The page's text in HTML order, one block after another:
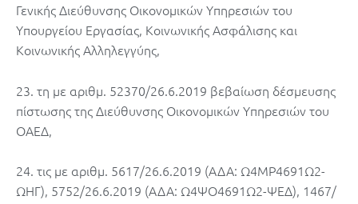
Γενικής Διεύθυνσης Οικονομικών Υπηρεσιών του
Υπουργείου Εργασίας, Κοινωνικής Ασφάλισης και
Κοινωνικής Αλληλεγγύης,
23. τη με αριθμ. 52370/26.6.2019 βεβαίωση δέσμευσης
πίστωσης της Διεύθυνσης Οικονομικών Υπηρεσιών του
ΟΑΕΔ,
24. τις με αριθμ. 5617/26.6.2019 (ΑΔΑ: Ω4ΜΡ4691Ω2-
ΩΗΓ), 5752/26.6.2019 (ΑΔΑ: Ω4ΨΟ4691Ω2-ΨΕΔ), 1467/